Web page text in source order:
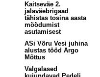
Kaitseväe 2.
jalaväebrigaad
tähistas tosina aasta
möödumist
asutamisest
ASi Võru Vesi juhina
alustas tööd Argo
Mõttus
Valgalased